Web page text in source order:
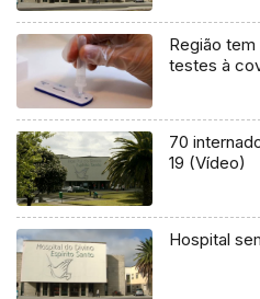
Região
testes à
70
19 (Vídeo)
Hospital